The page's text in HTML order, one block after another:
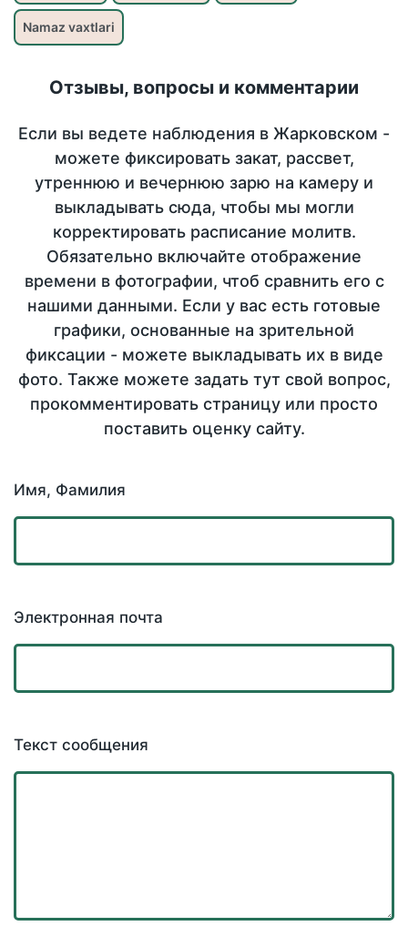
Namaz vaxtlari
Отзывы, вопросы и комментарии
Если вы ведете наблюдения в Жарковском -
можете фиксировать закат, рассвет,
утреннюю и вечернюю зарю на камеру и
выкладывать сюда, чтобы мы могли
корректировать расписание молитв.
Обязательно включайте отображение
времени в фотографии, чтоб сравнить его с
нашими данными. Если у вас есть готовые
графики, основанные на зрительной
фиксации - можете выкладывать их в виде
фото. Также можете задать тут свой вопрос,
прокомментировать страницу или просто
поставить оценку сайту.
Имя, Фамилия
Электронная почта
Текст сообщения